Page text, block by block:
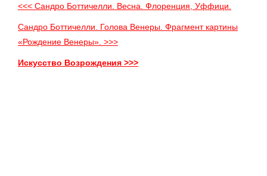
<<< Сандро Боттичелли. Весна. Флоренция, Уффици.
Сандро Боттичелли. Голова Венеры. Фрагмент картины
«Рождение Венеры». >>>
Искусство Возрождения >>>